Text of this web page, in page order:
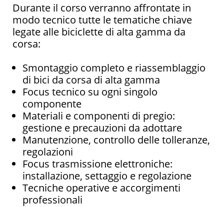
Durante il corso verranno affrontate in
modo tecnico tutte le tematiche chiave
legate alle biciclette di alta gamma da
corsa:
Smontaggio completo e riassemblaggio
di bici da corsa di alta gamma
Focus tecnico su ogni singolo
componente
Materiali e componenti di pregio:
gestione e precauzioni da adottare
Manutenzione, controllo delle tolleranze,
regolazioni
Focus trasmissione elettroniche:
installazione, settaggio e regolazione
Tecniche operative e accorgimenti
professionali